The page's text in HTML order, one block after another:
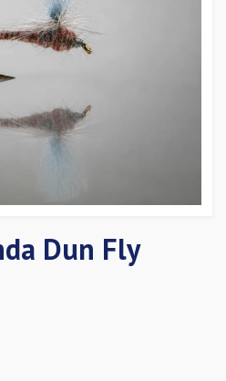
Dun Fly